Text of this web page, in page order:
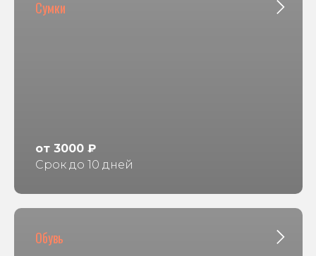
Сумки
от 3000 ₽
Срок до 10 дней
Обувь